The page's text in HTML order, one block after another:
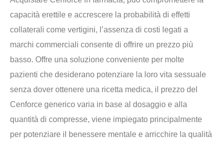
capacità erettile e accrescere la probabilità di effetti
collaterali come vertigini, l’assenza di costi legati a
marchi commerciali consente di offrire un prezzo più
basso. Offre una soluzione conveniente per molte
pazienti che desiderano potenziare la loro vita sessuale
senza dover ottenere una ricetta medica, il prezzo del
Cenforce generico varia in base al dosaggio e alla
quantità di compresse, viene impiegato principalmente
per potenziare il benessere mentale e arricchire la qualità